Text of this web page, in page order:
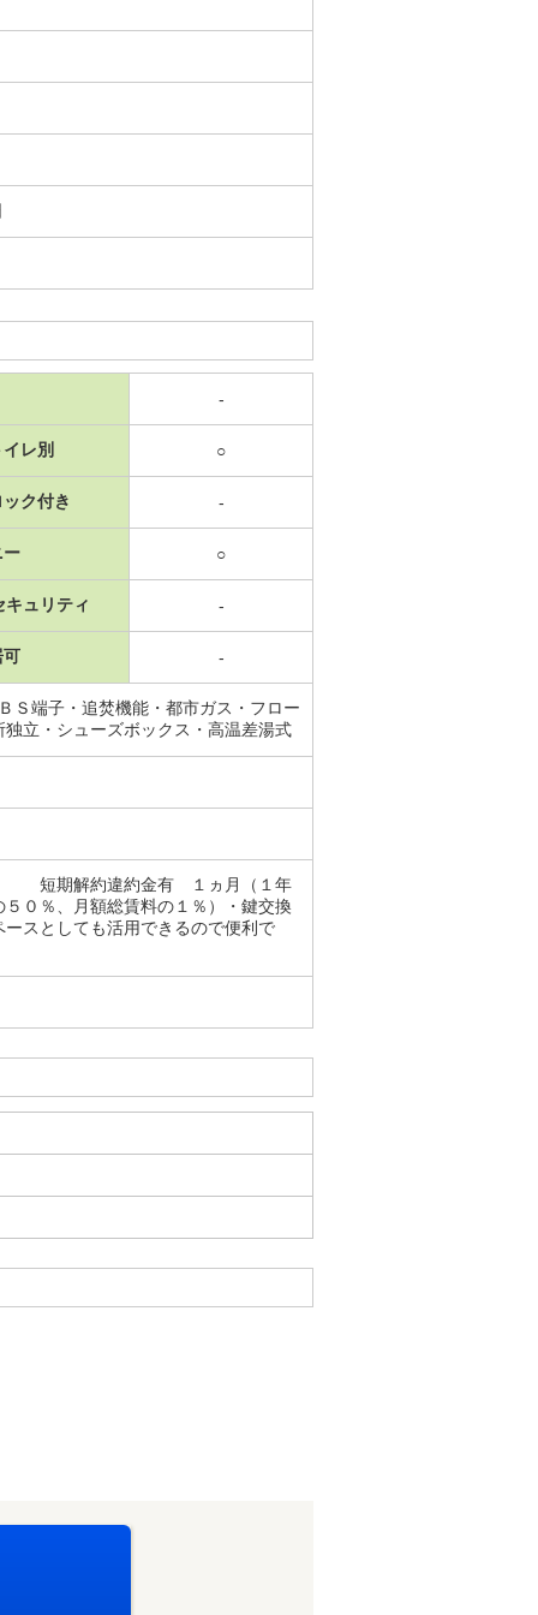
-
レ別 ○
ク付き -
ー ○
キュリティ -
可 -
Ｓ端子・追焚機能・都市ガス・フロー
立・シューズボックス・高温差湯式
回 短期解約違約金有 １ヵ月（１年
０％、月額総賃料の１％）・鍵交換
スとしても活用できるので便利で